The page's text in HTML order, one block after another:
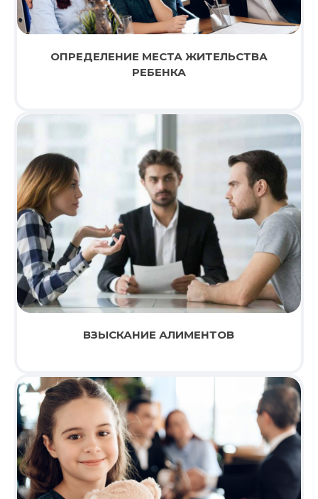
ОПРЕДЕЛЕНИЕ МЕСТА ЖИТЕЛЬСТВА
РЕБЕНКА
ВЗЫСКАНИЕ АЛИМЕНТОВ